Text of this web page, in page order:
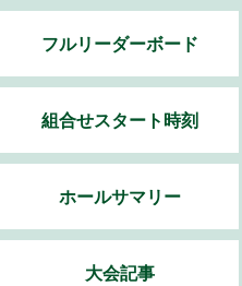
フルリーダーボード
組合せスタート時刻
ホールサマリー
大会記事